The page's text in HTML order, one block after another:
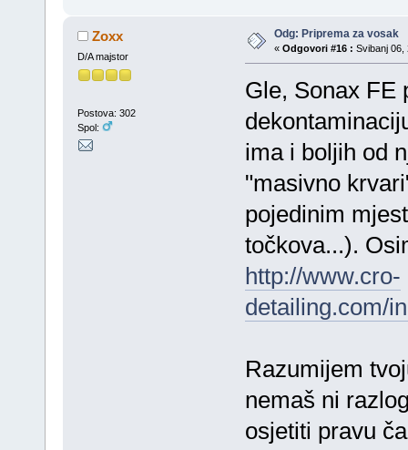
Zoxx
D/A majstor
Postova: 302
Spol:
Odg: Priprema za vosak
« Odgovori #16 : Svibanj 06,
Gle, Sonax FE
ima i boljih od
"masivno
pojedinim
točkova...).
http://www.cro-
detailing.com/
Razumijem
nemaš ni
osjetiti pravu